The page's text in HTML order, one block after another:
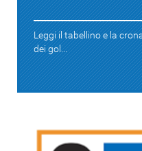
Leggi il tabellino e la
dei gol...